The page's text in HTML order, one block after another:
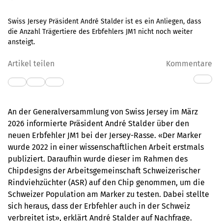
Swiss Jersey Präsident André Stalder ist es ein Anliegen, dass
die Anzahl Trägertiere des Erbfehlers JM1 nicht noch weiter
ansteigt.
Artikel teilen Kommentare
An der Generalversammlung von Swiss Jersey im März
2026 informierte Präsident André Stalder über den
neuen Erbfehler JM1 bei der Jersey-Rasse. «Der Marker
wurde 2022 in einer wissenschaftlichen Arbeit erstmals
publiziert. Daraufhin wurde dieser im Rahmen des
Chipdesigns der Arbeitsgemeinschaft Schweizerischer
Rindviehzüchter (ASR) auf den Chip genommen, um die
Schweizer Population am Marker zu testen. Dabei stellte
sich heraus, dass der Erbfehler auch in der Schweiz
verbreitet ist», erklärt André Stalder auf Nachfrage.